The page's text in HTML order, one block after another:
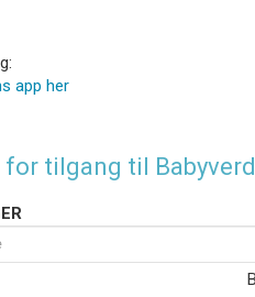
app her
tilgang til